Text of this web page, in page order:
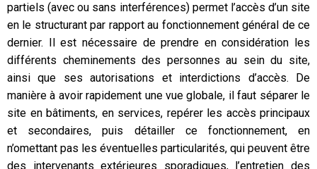
partiels (avec ou sans interférences) permet l’accès d’un site
en le structurant par rapport au fonctionnement général de ce
dernier. Il est nécessaire de prendre en considération les
différents cheminements des personnes au sein du site,
ainsi que ses autorisations et interdictions d’accès. De
manière à avoir rapidement une vue globale, il faut séparer le
site en bâtiments, en services, repérer les accès principaux
et secondaires, puis détailler ce fonctionnement, en
n’omettant pas les éventuelles particularités, qui peuvent être
des intervenants extérieures sporadiques, l’entretien des